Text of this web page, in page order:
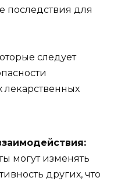
последствия для
следует
лекарственных
могут изменять
других, что